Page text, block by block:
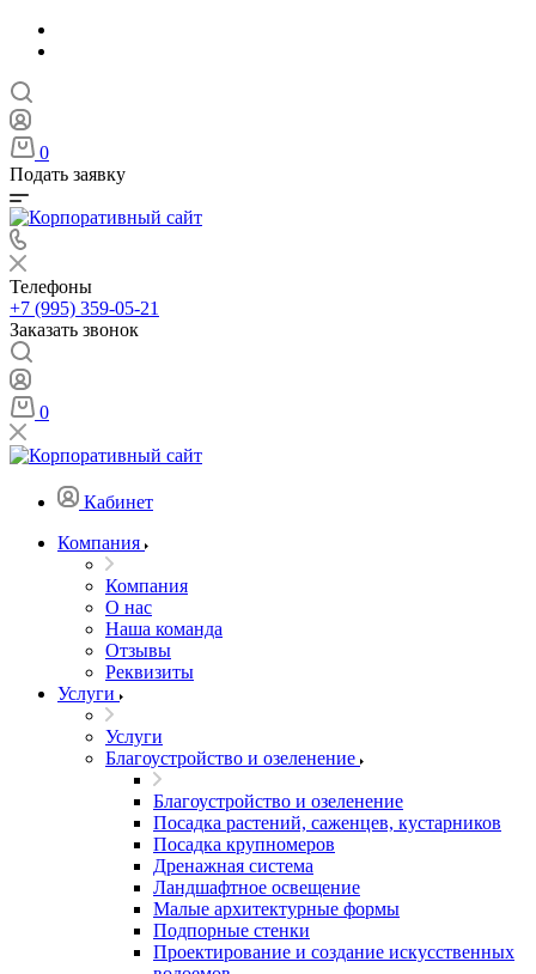
0
Подать заявку
Телефоны
+7 (995) 359-05-21
Заказать звонок
0
Кабинет
Компания
Компания
О нас
Наша команда
Отзывы
Реквизиты
Услуги
Услуги
Благоустройство и озеленение
Благоустройство и озеленение
Посадка растений, саженцев, кустарников
Посадка крупномеров
Дренажная система
Ландшафтное освещение
Малые архитектурные формы
Подпорные стенки
Проектирование и создание искусственных